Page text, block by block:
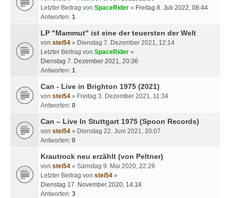
Letzter Beitrag von SpaceRider » Freitag 8. Juli 2022, 08:44
Antworten: 1
LP "Mammut" ist eine der teuersten der Welt
von stei54 » Dienstag 7. Dezember 2021, 12:14
Letzter Beitrag von SpaceRider »
Dienstag 7. Dezember 2021, 20:36
Antworten: 1
Can - Live in Brighton 1975 (2021)
von stei54 » Freitag 3. Dezember 2021, 11:34
Antworten: 0
Can – Live In Stuttgart 1975 (Spoon Records)
von stei54 » Dienstag 22. Juni 2021, 20:07
Antworten: 0
Krautrock neu erzählt (von Peltner)
von stei54 » Samstag 9. Mai 2020, 22:26
Letzter Beitrag von stei54 »
Dienstag 17. November 2020, 14:18
Antworten: 3